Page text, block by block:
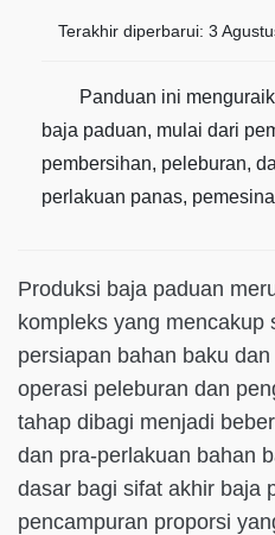
Terakhir diperbarui: 3
Panduan ini
baja paduan, mulai dari
pembersihan, peleburan,
perlakuan panas,
Produksi baja paduan
kompleks yang mencakup
persiapan bahan baku
operasi peleburan dan
tahap dibagi menjadi
dan pra-perlakuan bahan
dasar bagi sifat akhir baja
pencampuran proporsi